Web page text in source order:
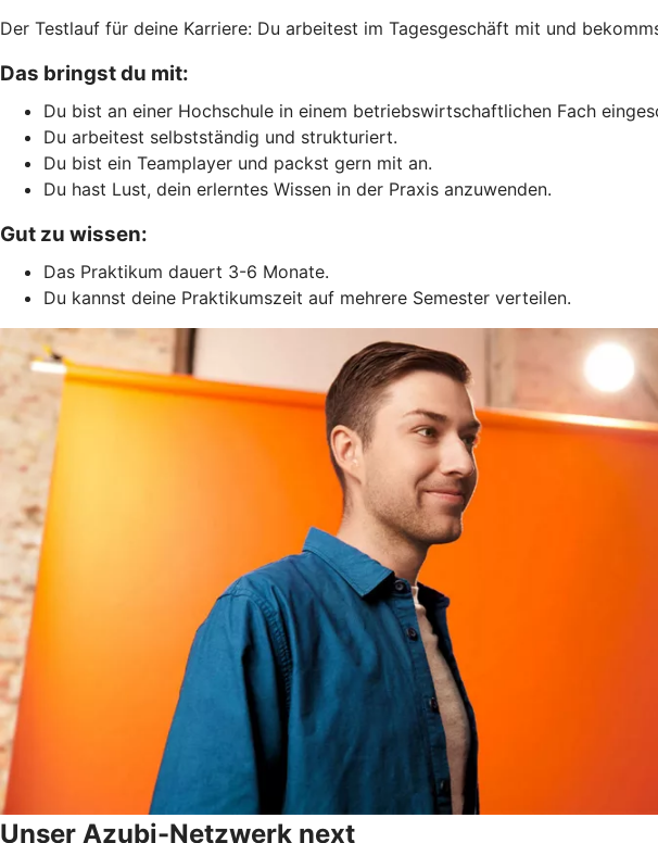
Der Testlauf für deine Karriere: Du arbeitest im Tagesgeschäft mit und
Das bringst du mit:
Du bist an einer Hochschule in einem betriebswirtschaftlichen Fach
Du arbeitest selbstständig und strukturiert.
Du bist ein Teamplayer und packst gern mit an.
Du hast Lust, dein erlerntes Wissen in der Praxis anzuwenden.
Gut zu wissen:
Das Praktikum dauert 3-6 Monate.
Du kannst deine Praktikumszeit auf mehrere Semester verteilen.
Unser Azubi-Netzwerk next